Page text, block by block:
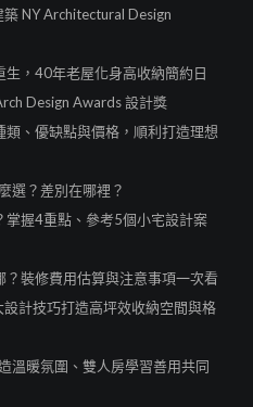
NY Architectural Design
生，40年老屋化身高收納簡約日
Design Awards 設計獎
類、優缺點與價格，順利打造理想
選？差別在哪裡？
掌握4重點、參考5個小宅設計案
？裝修費用估算與注意事項一次看
計技巧打造高坪效收納空間與格
溫暖氛圍、雙人房學習善用共同